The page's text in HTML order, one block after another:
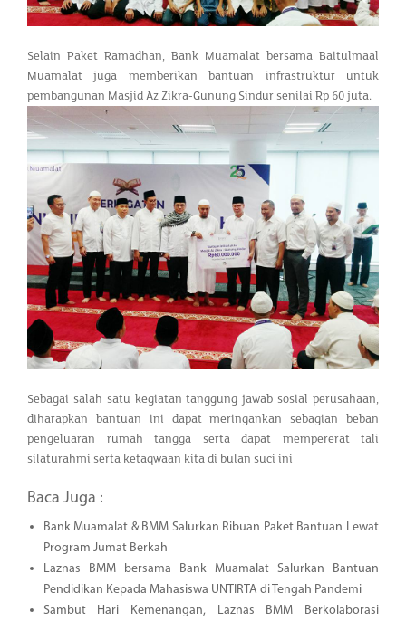
Selain Paket Ramadhan, Bank Muamalat bersama Baitulmaal
Muamalat juga memberikan bantuan infrastruktur untuk
pembangunan Masjid Az Zikra-Gunung Sindur senilai Rp 60 juta.
Sebagai salah satu kegiatan tanggung jawab sosial perusahaan,
diharapkan bantuan ini dapat meringankan sebagian beban
pengeluaran rumah tangga serta dapat mempererat tali
silaturahmi serta ketaqwaan kita di bulan suci ini
Baca Juga :
Bank Muamalat & BMM Salurkan Ribuan Paket Bantuan Lewat
Program Jumat Berkah
Laznas BMM bersama Bank Muamalat Salurkan Bantuan
Pendidikan Kepada Mahasiswa UNTIRTA di Tengah Pandemi
Sambut Hari Kemenangan, Laznas BMM Berkolaborasi